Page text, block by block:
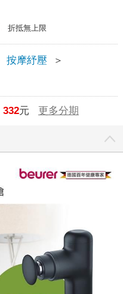
折抵無上限
按摩紓壓
＞
332元 更多分期